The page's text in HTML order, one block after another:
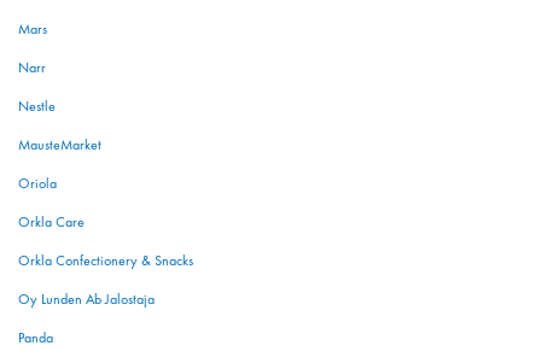
Mars
Narr
Nestle
MausteMarket
Oriola
Orkla Care
Orkla Confectionery & Snacks
Oy Lunden Ab Jalostaja
Panda